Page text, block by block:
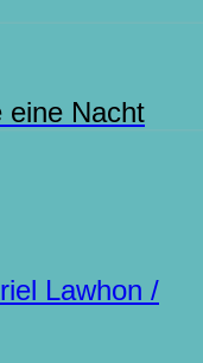
eine Nacht
Lawhon /